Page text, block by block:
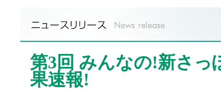
第3回 みんなの!新さっ
果速報!